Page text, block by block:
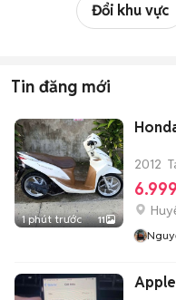
Đổi khu vực
Tin đăng mới
1 phút trước 11
2012
Apple